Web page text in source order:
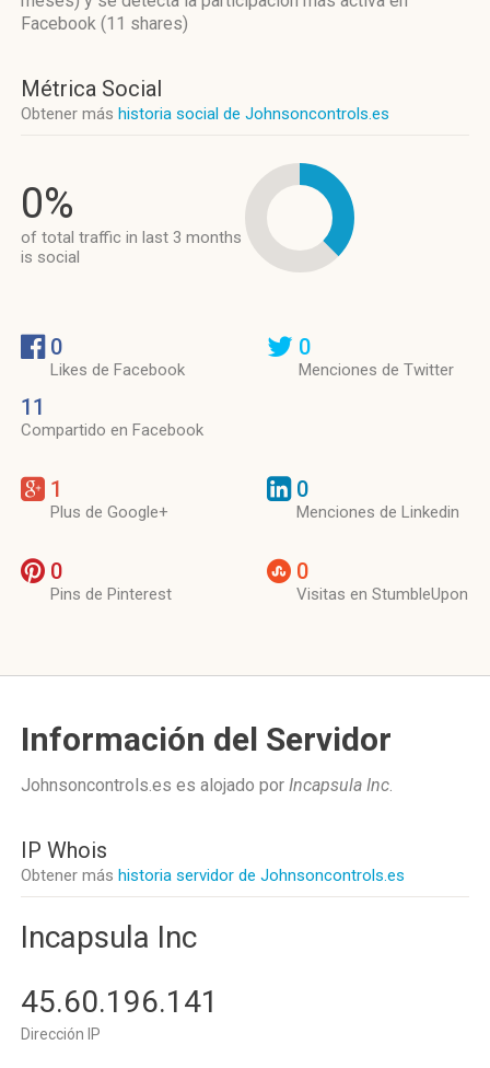
Facebook (11 shares)
Métrica Social
Obtener más historia social de Johnsoncontrols.es
0%
of total traffic in last 3 months
is social
0
Likes de Facebook
11
Compartido en Facebook
0
Menciones de Twitter
1
Plus de Google+
0
Menciones de Linkedin
0
Pins de Pinterest
0
Visitas en StumbleUpon
Información del Servidor
Johnsoncontrols.es es alojado por Incapsula Inc.
IP Whois
Obtener más historia servidor de Johnsoncontrols.es
Incapsula Inc
45.60.196.141
Dirección IP